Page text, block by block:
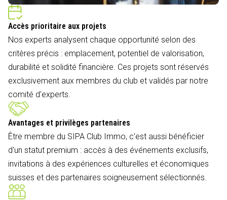
Accès prioritaire aux projets
Nos experts analysent chaque opportunité selon des
critères précis : emplacement, potentiel de valorisation,
durabilité et solidité financière. Ces projets sont réservés
exclusivement aux membres du club et validés par notre
comité d'experts.
Avantages et privilèges partenaires
Être membre du SIPA Club Immo, c'est aussi bénéficier
d'un statut premium : accès à des événements exclusifs,
invitations à des expériences culturelles et économiques
suisses et des partenaires soigneusement sélectionnés.